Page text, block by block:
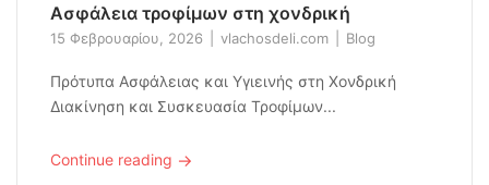
Aσφάλεια τροφίμων στη χονδρική
15 Φεβρουαρίου, 2026 vlachosdeli.com Blog
Πρότυπα Ασφάλειας και Υγιεινής στη Χονδρική
Διακίνηση και Συσκευασία Τροφίμων...
Continue reading →